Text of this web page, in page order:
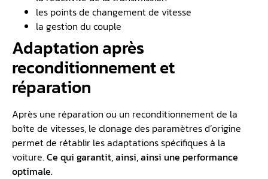
les points de changement de vitesse
la gestion du couple
Adaptation après
reconditionnement et
réparation
Après une réparation ou un reconditionnement de la
boîte de vitesses, le clonage des paramètres d’origine
permet de rétablir les adaptations spécifiques à la
voiture. Ce qui garantit, ainsi, ainsi une performance
optimale.